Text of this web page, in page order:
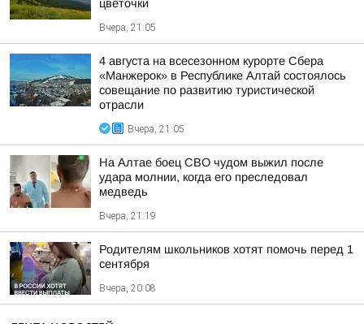
цветочки
Вчера, 21:05
4 августа на всесезонном курорте Сбера
«Манжерок» в Республике Алтай состоялось
совещание по развитию туристической
отрасли
Вчера, 21:05
На Алтае боец СВО чудом выжил после
удара молнии, когда его преследовал
медведь
Вчера, 21:19
Родителям школьников хотят помочь перед 1
сентября
Вчера, 20:08